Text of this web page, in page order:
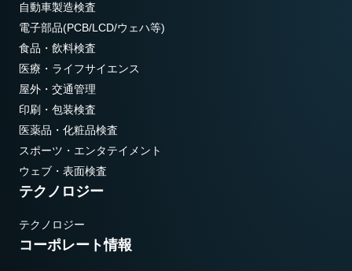
自動車製造検査
電子部品(PCB/LCD/ウェハ等)
食品・飲料検査
医療・ライフサイエンス
屋外・交通管理
印刷・包装検査
医薬品・化粧品検査
スポーツ・エンタテイメント
ウェブ・表面検査
テクノロジー
テクノロジー
コーポレート情報